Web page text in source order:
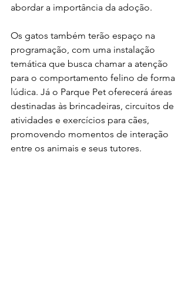
abordar a importância da adoção.
Os gatos também terão espaço na
programação, com uma instalação
temática que busca chamar a atenção
para o comportamento felino de forma
lúdica. Já o Parque Pet oferecerá áreas
destinadas às brincadeiras, circuitos de
atividades e exercícios para cães,
promovendo momentos de interação
entre os animais e seus tutores.